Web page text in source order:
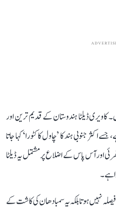
کاویری ڈیلٹا ہندوستان کے قدیم ترین اور
اکثر جنوبی ہند کا ’چاول کا کٹورا‘ کہا جاتا
اور آس پاس کے اضلاع پر مشتمل یہ ڈیلٹا
ہے۔
نہیں ہوتا بلکہ یہ سمبا دھان کی کاشت کے